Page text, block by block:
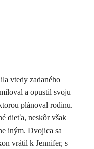
vtedy zadaného
a opustil svoju
plánoval rodinu.
dieťa, neskôr však
iným. Dvojica sa
vrátil k Jennifer, s